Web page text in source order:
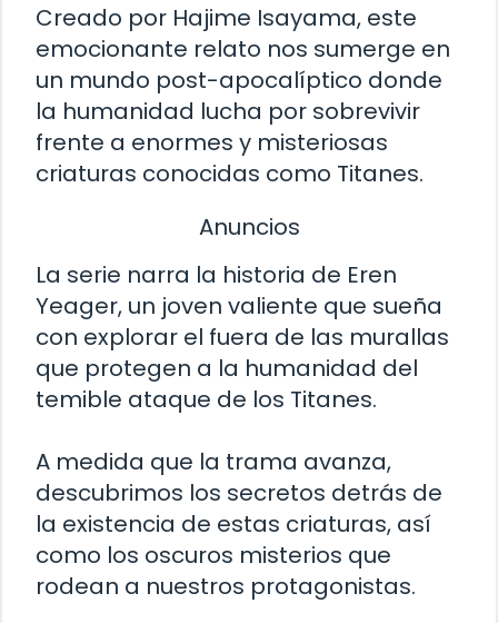
Creado por Hajime Isayama, este
emocionante relato nos sumerge en
un mundo post-apocalíptico donde
la humanidad lucha por sobrevivir
frente a enormes y misteriosas
criaturas conocidas como Titanes.
Anuncios
La serie narra la historia de Eren
Yeager, un joven valiente que sueña
con explorar el fuera de las murallas
que protegen a la humanidad del
temible ataque de los Titanes.
A medida que la trama avanza,
descubrimos los secretos detrás de
la existencia de estas criaturas, así
como los oscuros misterios que
rodean a nuestros protagonistas.